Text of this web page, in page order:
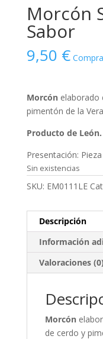
Morcón
Sabor
9,50 €
Morcón elaborado
pimentón de la
Producto de León.
Presentación:
Sin existencias
SKU: EM0111LE
Descripción
Información
Valoraciones (0)
Morcón
de cerdo y